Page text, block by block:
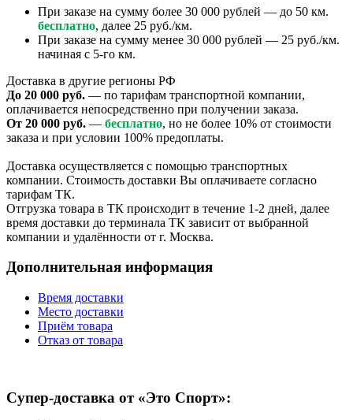
При заказе на сумму более 30 000 рублей — до 50 км.
бесплатно, далее 25 руб./км.
При заказе на сумму менее 30 000 рублей — 25 руб./км.
начиная с 5-го км.
Доставка в другие регионы РФ
До 20 000 руб. — по тарифам транспортной компании,
оплачивается непосредственно при получении заказа.
От 20 000 руб. — бесплатно, но не более 10% от стоимости
заказа и при условии 100% предоплаты.
Доставка осуществляется с помощью транспортных
компании. Стоимость доставки Вы оплачиваете согласно
тарифам ТК.
Отгрузка товара в ТК происходит в течение 1-2 дней, далее
время доставки до терминала ТК зависит от выбранной
компании и удалённости от г. Москва.
Дополнительная информация
Время доставки
Место доставки
Приём товара
Отказ от товара
Супер-доставка от «Это Спорт»: